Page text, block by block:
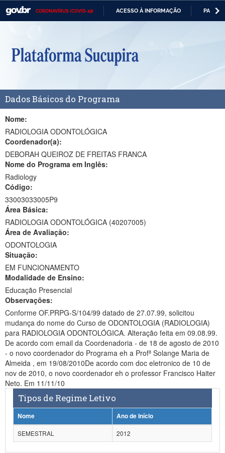
CORONAVÍRUS (COVID-19) ACESSO À INFORMAÇÃO
Casa Civil
Ministério da Defesa
Ministério da Economia
Ministério da Infraestrutura
Ministério da Educação
Ministério da Cidadania
Ministério da Saúde
Ministério da Ciência, Tecnologia, Inovações e Comunicações
Ministério do Meio Ambiente
Ministério do Turismo
Ministério do Desenvolvimento Regional
Ministério da Mulher, da Família e dos Direitos Humanos
Secretaria de Governo
Gabinete de Segurança Institucional
Advocacia-Geral da União
Dados Básicos do Programa
Nome:
RADIOLOGIA ODONTOLÓGICA
Coordenador(a):
DEBORAH QUEIROZ DE FREITAS FRANCA
Nome do Programa em Inglês:
Radiology
Código:
33003033005P9
Área Básica:
RADIOLOGIA ODONTOLÓGICA (40207005)
Área de Avaliação:
ODONTOLOGIA
Situação:
EM FUNCIONAMENTO
Modalidade de Ensino:
Educação Presencial
Observações:
Conforme OF.PRPG-S/104/99 datado de 27.07.99, solicitou
mudança do nome do Curso de ODONTOLOGIA (RADIOLOGIA)
para RADIOLOGIA ODONTOLÓGICA. Alteração feita em 09.08.99.
De acordo com email da Coordenadoria - de 18 de agosto de 2010
- o novo coordenador do Programa eh a Profª Solange Maria de
Almeida , em 19/08/2010De acordo com doc eletronico de 10 de
nov de 2010, o novo coordenador eh o professor Francisco Haiter
Neto. Em 11/11/10
Tipos de Regime Letivo
Nome
Ano de Início
SEMESTRAL
2012